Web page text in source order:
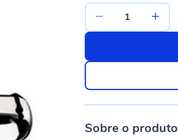
Sobre o produto